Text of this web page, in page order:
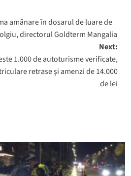
amânare în dosarul de luare de
directorul Goldterm Mangalia
Next:
1.000 de autoturisme verificate,
retrase și amenzi de 14.000
de lei